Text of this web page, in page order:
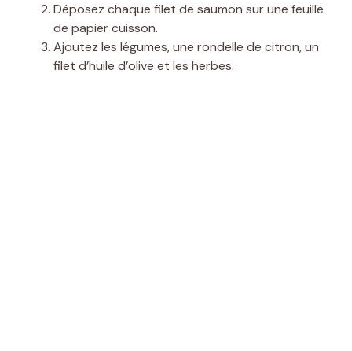
Déposez chaque filet de saumon sur une feuille
de papier cuisson.
Ajoutez les légumes, une rondelle de citron, un
filet d’huile d’olive et les herbes.